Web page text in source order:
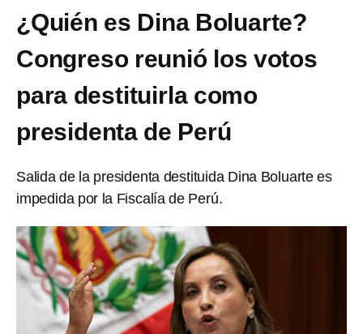
¿Quién es Dina Boluarte?
Congreso reunió los votos
para destituirla como
presidenta de Perú
Salida de la presidenta destituida Dina Boluarte es
impedida por la ​​Fiscalía de Perú.